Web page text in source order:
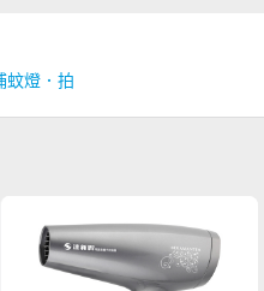
蚊燈．拍